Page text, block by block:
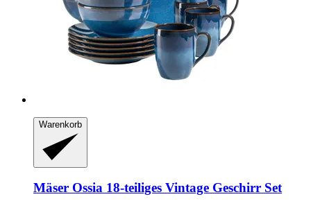
Warenkorb
Mäser Ossia 18-​teiliges Vintage Geschirr Set